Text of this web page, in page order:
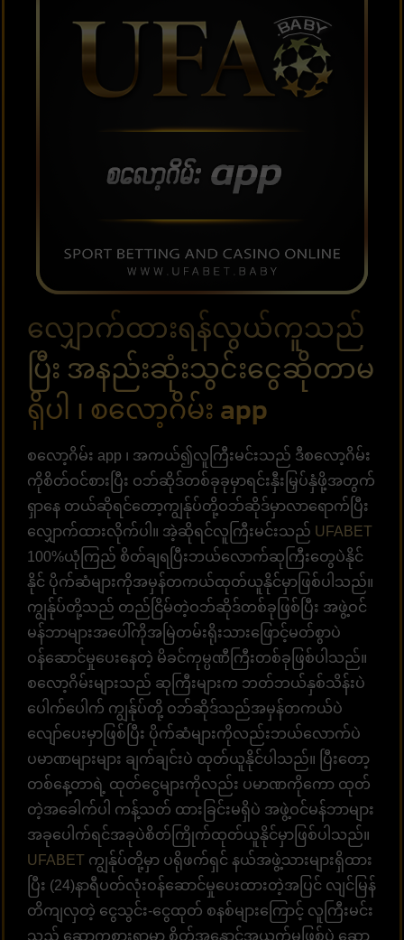
လျှောက်ထားရန်လွယ်ကူသည်
ပြီး အနည်းဆုံးသွင်းငွေဆိုတာမ
ရှိပါ ၊ စလော့ဂိမ်း app
စလော့ဂိမ်း app ၊ အကယ်၍လူကြီးမင်းသည် ဒီစလော့ဂိမ်း
ကိုစိတ်ဝင်စားပြီး ဝဘ်ဆိုဒ်တစ်ခုခုမှာရင်းနှီးမြှပ်နှံဖို့အတွက်
ရှာနေ တယ်ဆိုရင်တော့ကျွန်ုပ်တို့ဝဘ်ဆိုဒ်မှာလာရောက်ပြီး
လျှောက်ထားလိုက်ပါ။ အဲ့ဆိုရင်လူကြီးမင်းသည် UFABET
100%ယုံကြည် စိတ်ချရပြီးဘယ်လောက်ဆုကြီးတွေပဲနိုင်
နိုင် ပိုက်ဆံများကိုအမှန်တကယ်ထုတ်ယူနိုင်မှာဖြစ်ပါသည်။
ကျွန်ုပ်တို့သည် တည်ငြိမ်တဲ့ဝဘ်ဆိုဒ်တစ်ခုဖြစ်ပြီး အဖွဲ့ဝင်
မန်ဘာများအပေါ်ကိုအမြဲတမ်းရိုးသားဖြောင့်မတ်စွာပဲ
ဝန်ဆောင်မှုပေးနေတဲ့ မိခင်ကုမ္ပဏီကြီးတစ်ခုဖြစ်ပါသည်။
စလော့ဂိမ်းများသည် ဆုကြီးများက ဘတ်ဘယ်နှစ်သိန်းပဲ
ပေါက်ပေါက် ကျွန်ုပ်တို့ ဝဘ်ဆိုဒ်သည်အမှန်တကယ်ပဲ
လျော်ပေးမှာဖြစ်ပြီး ပိုက်ဆံများကိုလည်းဘယ်လောက်ပဲ
ပမာဏများများ ချက်ချင်းပဲ ထုတ်ယူနိုင်ပါသည်။ ပြီးတော့
တစ်နေ့တာရဲ့ ထုတ်ငွေများကိုလည်း ပမာဏကိုကော ထုတ်
တဲ့အခေါက်ပါ ကန့်သတ် ထားခြင်းမရှိပဲ အဖွဲ့ဝင်မန်ဘာများ
အခုပေါက်ရင်အခုပဲစိတ်ကြိုက်ထုတ်ယူနိုင်မှာဖြစ်ပါသည်။
UFABET ကျွန်ုပ်တို့မှာ ပရိုဖက်ရှင် နယ်အဖွဲ့သားများရှိထား
ပြီး (24)နာရီပတ်လုံးဝန်ဆောင်မှုပေးထားတဲ့အပြင် လျင်မြန်
တိကျလှတဲ့ ငွေသွင်း-ငွေထုတ် စနစ်များကြောင့် လူကြီးမင်း
သည် ဆော့ကစားရာမှာ စိတ်အနှောင့်အယှက်မဖြစ်ပဲ ဆော့